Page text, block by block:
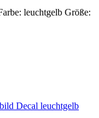
leuchtgelb Größe: